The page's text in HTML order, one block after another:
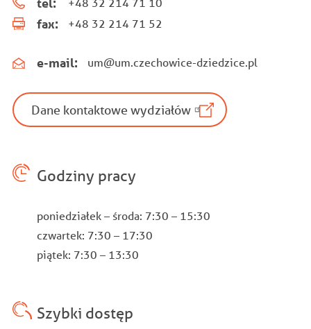
fax: +48 32 214 71 52
e-mail: um@um.czechowice-dziedzice.pl
Dane kontaktowe wydziałów
Godziny pracy
poniedziałek – środa: 7:30 – 15:30
czwartek: 7:30 – 17:30
piątek: 7:30 – 13:30
Szybki dostęp